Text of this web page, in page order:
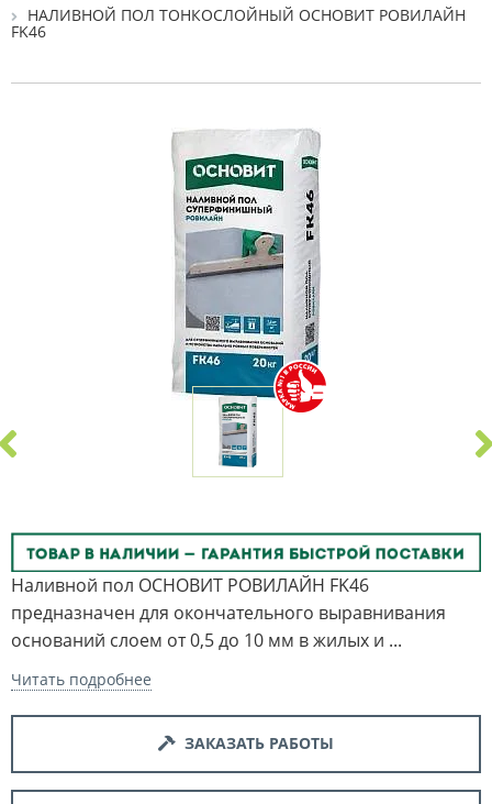
НАЛИВНОЙ ПОЛ ТОНКОСЛОЙНЫЙ ОСНОВИТ РОВИЛАЙН
FK46
Наливной пол ОСНОВИТ РОВИЛАЙН FK46
предназначен для окончательного выравнивания
оснований слоем от 0,5 до 10 мм в жилых и ...
Читать подробнее
ЗАКАЗАТЬ РАБОТЫ